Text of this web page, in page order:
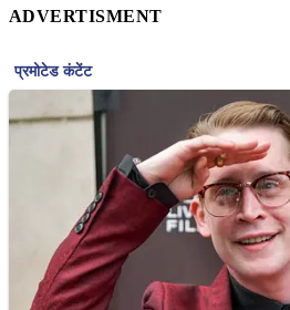
ADVERTISMENT